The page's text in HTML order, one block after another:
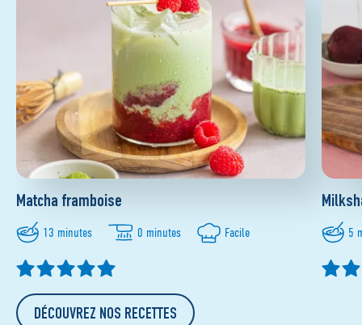
Matcha framboise
13 minutes 0 minutes Facile 5
DÉCOUVREZ NOS RECETTES